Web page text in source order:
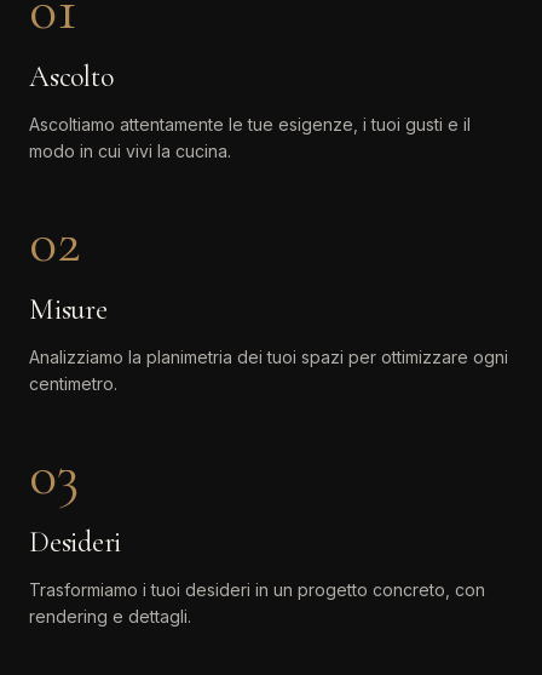
Ascolto
Ascoltiamo attentamente le tue esigenze, i tuoi gusti e il
modo in cui vivi la cucina.
02
Misure
Analizziamo la planimetria dei tuoi spazi per ottimizzare ogni
centimetro.
03
Desideri
Trasformiamo i tuoi desideri in un progetto concreto, con
rendering e dettagli.